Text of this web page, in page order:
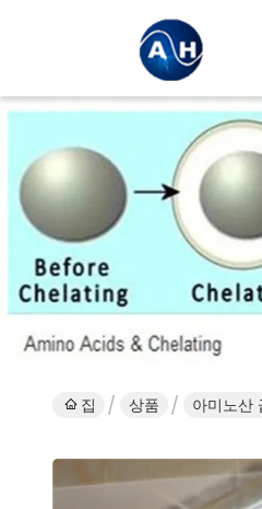
집 상품 아미노산